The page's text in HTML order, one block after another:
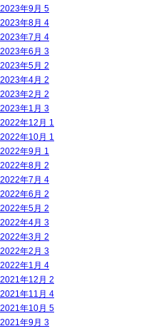
2023年9月 5
2023年8月 4
2023年7月 4
2023年6月 3
2023年5月 2
2023年4月 2
2023年2月 2
2023年1月 3
2022年12月 1
2022年10月 1
2022年9月 1
2022年8月 2
2022年7月 4
2022年6月 2
2022年5月 2
2022年4月 3
2022年3月 2
2022年2月 3
2022年1月 4
2021年12月 2
2021年11月 4
2021年10月 5
2021年9月 3